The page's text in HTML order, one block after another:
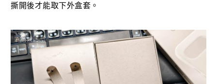
撕開後才能取下外盒套。